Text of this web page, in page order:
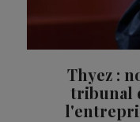
Thyez :
tribunal